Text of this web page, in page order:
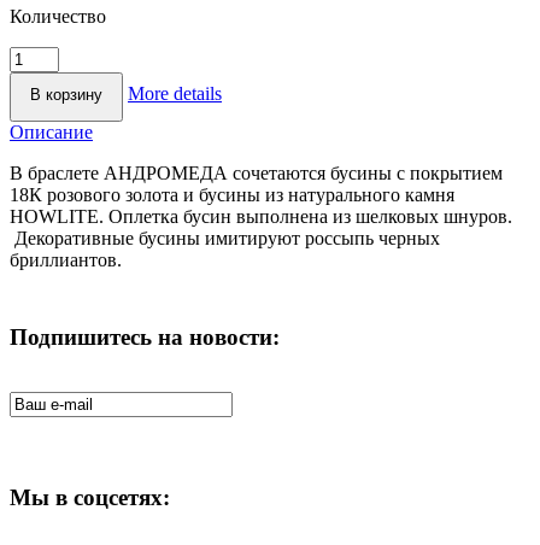
Количество
More details
Описание
В браслете АНДРОМЕДА сочетаются бусины с покрытием
18К розового золота и бусины из натурального камня
HOWLITE. Оплетка бусин выполнена из шелковых шнуров.
Декоративные бусины имитируют россыпь черных
бриллиантов.
Подпишитесь на новости:
Мы в соцсетях: